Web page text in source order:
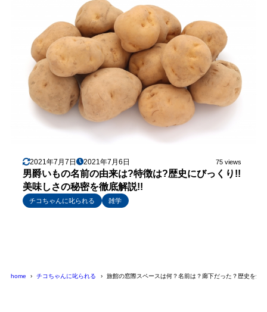
2021年7月7日 2021年7月6日 75 views
男爵いもの名前の由来は?特徴は?歴史にびっくり!!
美味しさの秘密を徹底解説!!
チコちゃんに叱られる 雑学
home チコちゃんに叱られる 旅館の窓際スペースは何？名前は？廊下だった？歴史を知